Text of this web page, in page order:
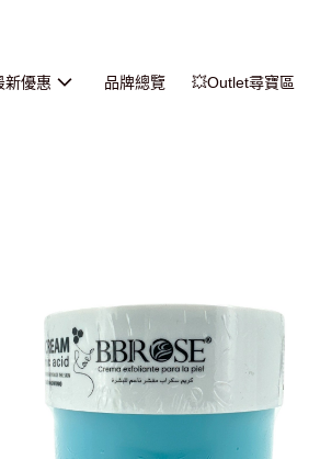
新優惠 品牌總覽 💥Outlet尋寶區